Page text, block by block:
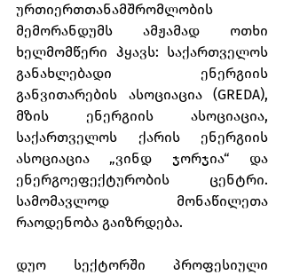
ურთიერთთანამშრომლობის
მემორანდუმს ამჟამად ოთხი
ხელმომწერი ჰყავს: საქართველოს
განახლებადი ენერგიის
განვითარების ასოციაცია (GREDA),
მზის ენერგიის ასოციაცია,
საქართველოს ქარის ენერგიის
ასოციაცია „ვინდ ჯორჯია“ და
ენერგოეფექტურობის ცენტრი.
სამომავლოდ მონაწილეთა
რაოდენობა გაიზრდება.
დუო სექტორში პროფესიული